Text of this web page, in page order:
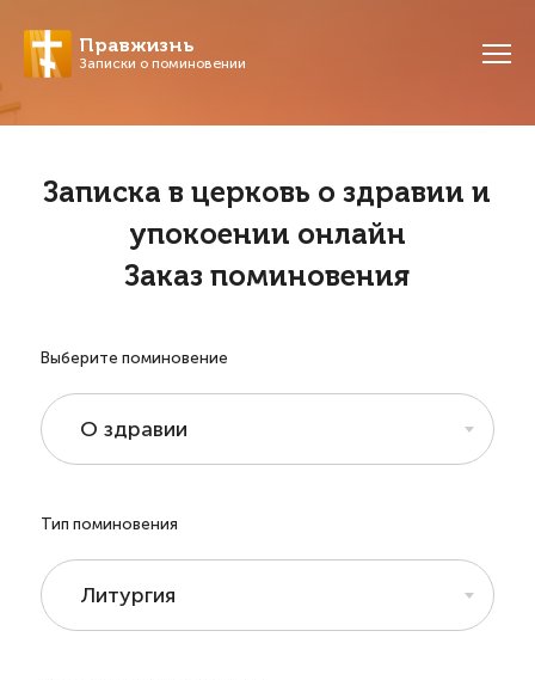
Правжизнь
Записки о поминовении
Записка в церковь о здравии и
упокоении онлайн
Заказ поминовения
Выберите поминовение
О здравии
Тип поминовения
Литургия